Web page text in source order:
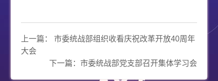
上一篇：市委统战部组织收看庆祝改革开放40周年
大会
下一篇： 市委统战部党支部召开集体学习会